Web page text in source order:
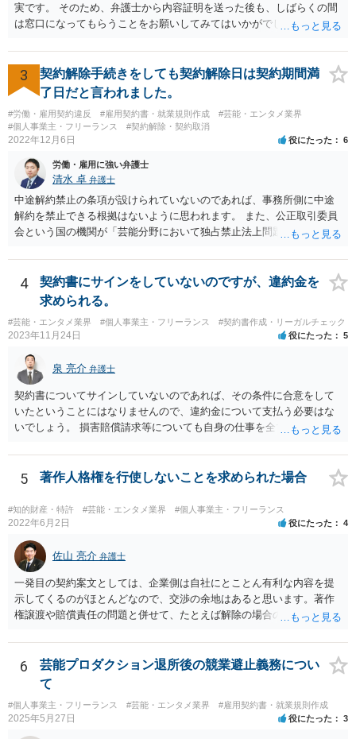
実です。 そのため、弁護士から内容証明を送った後も、しばらくの間
は窓口になってもらうことをお願いしてみてはいかがでしょうか。 そ
口（弁護士に）言ってください」とだけお伝えし、それ以外には一切
応じないという姿勢をとることができるため、スタッフの方の負担軽
減を図れると思います。 大変な状況かと思いますが、ご参考になりま
したら幸いです。
3
契約解除手続きをしても契約解除日は契約期間満
了日だと言われました。
#労働・雇用契約違反 #雇用契約書・就業規則作成
#芸能・エンタメ業界
#個人事業主・フリーランス
#契約解除・契約取消
2022年12月6日 役にたった 6
労働・雇用に強い弁護士
清水 卓 弁護士
中途解約禁止の条項が設けられていないのであれば、事務所側に中途
解約を禁止できる根拠はないように思われます。 また、公正取引委員
会という国の機関が「芸能分野において独占禁止法上問題となり得る
活動を⾏えない旨の義務を課し，⼜は移籍・独⽴した場合には芸能活
動を妨害する旨⽰唆して，移籍・独⽴を諦めさせること（優越的地位
の濫⽤等）を例示しています。 ライバー事務所にも同様のことが言え
る可能性があり、あなたのケースでも、独占禁止法上問題となり得ま
す。 ただし、「※これら⾏為が実際に独占禁⽌法違反となるかどうか
は，具体的態様に照らして個別に判断されることとなる。例えば，優
越的地位の濫⽤に関して，不当に不利益を与えるか否かは，課される
義務等の内容や期間が⽬的に照らして過⼤であるか，与える不利益の
程度，代償措置の有無やその⽔準，あらかじめ⼗分な協議が⾏われた
か等を考慮の上，個別具体的に判断される」という指摘もなされてい
るので、ご事案に応じ、挙げられている事情を具体的に検討して行く
必要があります。 なお、退所等で事務所側と揉めるようであれば、弁
護士に直接相談・依頼し、事務所側と交渉にあたってもらう方法もあ
るかと思います。 （参考）「⼈材分野における公正取引委員会の取
組」（令和元年９月２５日 公正取引委員会）６頁 https://www.jftc.g
4
契約書にサインをしていないのですが、違約金を
求められる。
#芸能・エンタメ業界 #個人事業主・フリーランス #契約書作成・リーガルチェック
2023年11月24日 役にたった 5
泉 亮介 弁護士
契約書についてサインしていないのであれば、その条件に合意をして
いたということにはなりませんので、違約金について支払う必要はな
いでしょう。 損害賠償請求等についても自身の仕事を全て処理してか
5 著作人格権を行使しないことを求められた場合
#知的財産・特許 #芸能・エンタメ業界 #個人事業主・フリーランス
2022年6月2日 役にたった 4
佐山 亮介 弁護士
一発目の契約案文としては、企業側は自社にとことん有利な内容を提
示してくるのがほとんどなので、交渉の余地はあると思います。著作
権譲渡や賠償責任の問題と併せて、たとえば解除の場合のクリエータ
ます（実際、民法の原則では一方的な委任契約の解除には、必要に応
じて損害の補償をしなければならないと定められています。） ただ、
そこで「これはうちの定型書式なので変更できない」といった趣旨の
回答があれば、今後の信頼関係の構築を考えても、ご縁がなかったと
して契約を見送られた方が良いように思います。
6
芸能プロダクション退所後の競業避止義務につい
て
#個人事業主・フリーランス #芸能・エンタメ業界 #雇用契約書・就業規則作成
2025年5月27日 役にたった 3